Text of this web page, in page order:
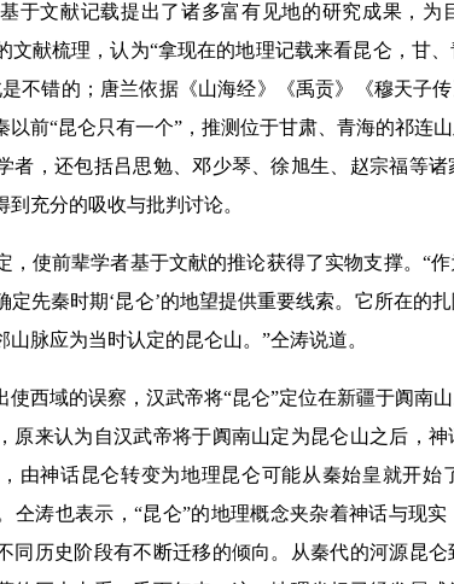
于文献记载提出了诸多富有见地的研究成果，为
文献梳理，认为“拿现在的地理记载来看昆仑，甘
不错的；唐兰依据《山海经》《禹贡》《穆天子
以前“昆仑只有一个”，推测位于甘肃、青海的祁连
者，还包括吕思勉、邓少琴、徐旭生、赵宗福等
充分的吸收与批判讨论。
使前辈学者基于文献的推论获得了实物支撑。“作
定先秦时期‘昆仑’的地望提供重要线索。它所在的
脉应为当时认定的昆仑山。”仝涛说道。
域的误察，汉武帝将“昆仑”定位在新疆于阗南
原来认为自汉武帝将于阗南山定为昆仑山之后，
由神话昆仑转变为地理昆仑可能从秦始皇就开始
仝涛也表示，“昆仑”的地理概念夹杂着神话与现
同历史阶段有不断迁移的倾向。从秦代的河源昆